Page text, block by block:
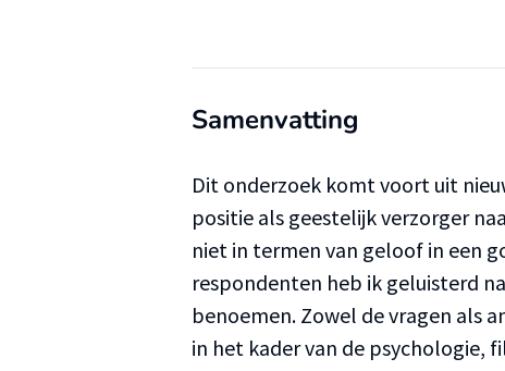
Samenvatting
Dit onderzoek komt voort uit
positie als geestelijk verzorger
niet in termen van geloof in een
respondenten heb ik geluisterd
benoemen. Zowel de vragen als
in het kader van de psychologie,